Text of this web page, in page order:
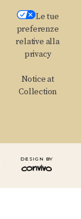
Le tue
preferenze
relative alla
privacy
Notice at
Collection
DESIGN BY